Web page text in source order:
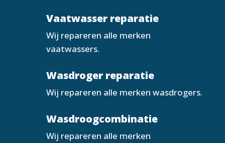
Vaatwasser reparatie
Wij repareren alle merken
vaatwassers.
Wasdroger reparatie
Wij repareren alle merken wasdrogers.
Wasdroogcombinatie
Wij repareren alle merken